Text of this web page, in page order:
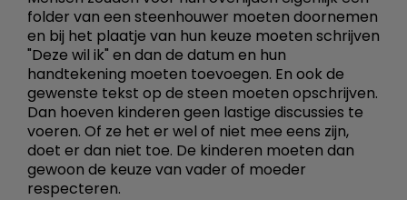
folder van een steenhouwer moeten doornemen
en bij het plaatje van hun keuze moeten schrijven
"Deze wil ik" en dan de datum en hun
handtekening moeten toevoegen. En ook de
gewenste tekst op de steen moeten opschrijven.
Dan hoeven kinderen geen lastige discussies te
voeren. Of ze het er wel of niet mee eens zijn,
doet er dan niet toe. De kinderen moeten dan
gewoon de keuze van vader of moeder
respecteren.